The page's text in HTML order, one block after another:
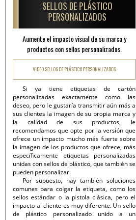
SELLOS DE PLÁSTICO
PERSONALIZADOS
Aumente el impacto visual de su marca y
productos con sellos personalizados.
VIDEO SELLOS DE PLÁSTICO PERSONALIZADOS
Si ya tiene etiquetas de cartón
personalizadas exactamente como las
deseo, pero le gustaría transmitir aún más a
sus clientes la imagen de su propia marca y
la calidad de sus productos, le
recomendamos que opte por la versión que
ofrece un impacto mucho más fuerte sobre
la imagen de los productos que ofrece, más
específicamente etiquetas personalizadas
unidas con sellos de plástico, que también se
pueden personalizar.
Por supuesto, hay también soluciones
comunes para colgar la etiqueta, como los
sellos estándar o la pistola clásica, pero el
impacto al cliente es muy diferente. Un sello
de plástico personalizado unido a un